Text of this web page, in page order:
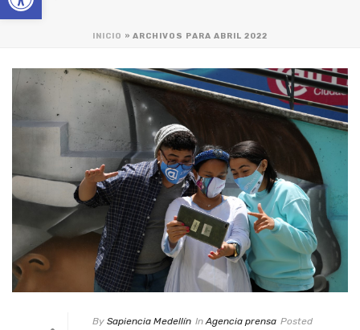
INICIO » ARCHIVOS PARA ABRIL 2022
By Sapiencia Medellín In Agencia prensa Posted